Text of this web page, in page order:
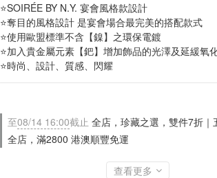
⭐SOIRÉE BY N.Y. 宴會風格款設計
⭐奪目的風格設計 是宴會場合最完美的搭配款式
⭐使用歐盟標準不含【鎳】之環保電鍍
⭐加入貴金屬元素【鈀】增加飾品的光澤及延緩氧
⭐時尚、設計、質感、閃耀
至08/14 16:00截止 全店，珍藏之選，雙件7折｜
全店，滿2800 港澳順豐免運
查看更多